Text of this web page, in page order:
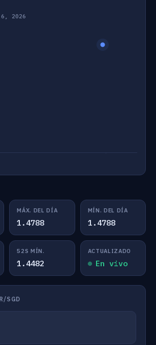
6, 2026
MÁX. DEL DÍA
1.4788
MÍN. DEL DÍA
1.4788
52S MÍN.
1.4482
ACTUALIZADO
En vivo
SGD